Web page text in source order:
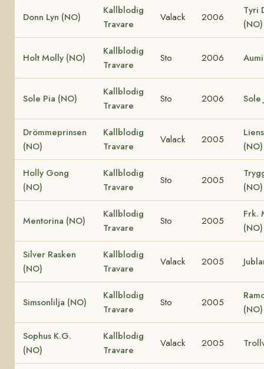
Donn Lyn (NO)
Kallblodig
Travare
Valack 2006
Tyri
(NO)
Holt Molly (NO)
Kallblodig
Travare
Sto 2006
Sole Pia (NO)
Kallblodig
Travare
Sto 2006 Sole
Drömmeprinsen
(NO)
Kallblodig
Travare
Valack 2005
(NO)
Holly Gong
(NO)
Kallblodig
Travare
Sto 2005
(NO)
Mentorina (NO)
Kallblodig
Travare
Sto 2005
Frk.
(NO)
Silver Rasken
(NO)
Kallblodig
Travare
Valack 2005
Simsonlilja (NO)
Kallblodig
Travare
Sto 2005
(NO)
Sophus K.G.
(NO)
Kallblodig
Travare
Valack 2005